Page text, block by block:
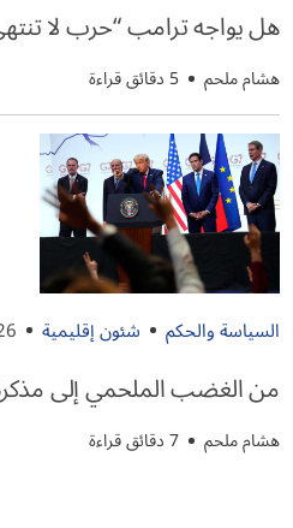
هل يواجه ترامب “حرب لا
هشام ملحم 5 دقائق قراءة
السياسة والحكم شئون إقليمية
من الغضب الملحمي إلى
هشام ملحم 7 دقائق قراءة